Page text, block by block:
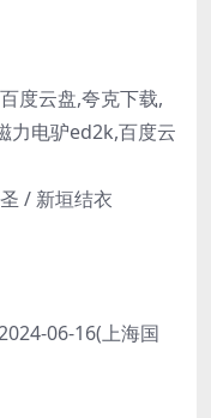
度云盘,夸克下载,
力电驴ed2k,百度云
/ 新垣结衣
06-16(上海国